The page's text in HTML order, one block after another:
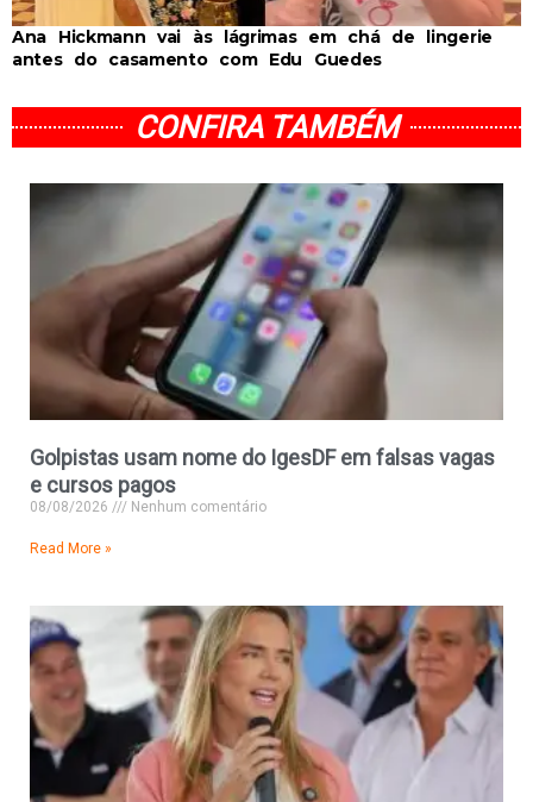
Ana Hickmann vai às lágrimas em chá de lingerie
antes do casamento com Edu Guedes
CONFIRA TAMBÉM
Golpistas usam nome do IgesDF em falsas vagas
e cursos pagos
08/08/2026 Nenhum comentário
Read More »